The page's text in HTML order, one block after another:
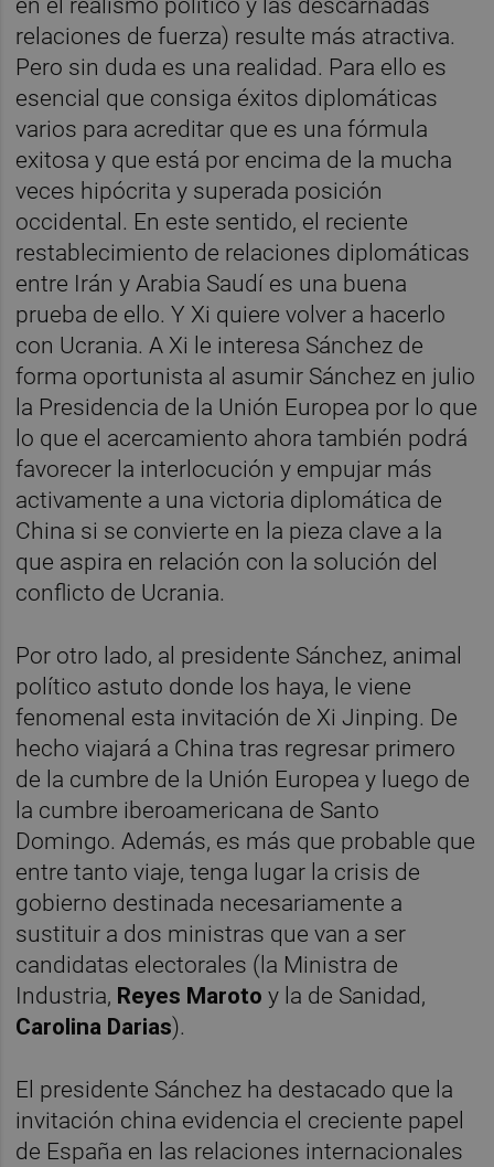
en el realismo político y las descarnadas
relaciones de fuerza) resulte más atractiva.
Pero sin duda es una realidad. Para ello es
esencial que consiga éxitos diplomáticas
varios para acreditar que es una fórmula
exitosa y que está por encima de la mucha
veces hipócrita y superada posición
occidental. En este sentido, el reciente
restablecimiento de relaciones diplomáticas
entre Irán y Arabia Saudí es una buena
prueba de ello. Y Xi quiere volver a hacerlo
con Ucrania. A Xi le interesa Sánchez de
forma oportunista al asumir Sánchez en julio
la Presidencia de la Unión Europea por lo que
lo que el acercamiento ahora también podrá
favorecer la interlocución y empujar más
activamente a una victoria diplomática de
China si se convierte en la pieza clave a la
que aspira en relación con la solución del
conflicto de Ucrania.
Por otro lado, al presidente Sánchez, animal
político astuto donde los haya, le viene
fenomenal esta invitación de Xi Jinping. De
hecho viajará a China tras regresar primero
de la cumbre de la Unión Europea y luego de
la cumbre iberoamericana de Santo
Domingo. Además, es más que probable que
entre tanto viaje, tenga lugar la crisis de
gobierno destinada necesariamente a
sustituir a dos ministras que van a ser
candidatas electorales (la Ministra de
Industria, Reyes Maroto y la de Sanidad,
Carolina Darias).
El presidente Sánchez ha destacado que la
invitación china evidencia el creciente papel
de España en las relaciones internacionales